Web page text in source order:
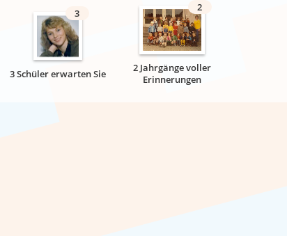
3
3 Schüler erwarten Sie
2
2 Jahrgänge voller
Erinnerungen